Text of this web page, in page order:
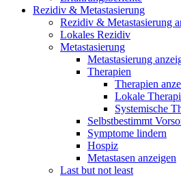
Rezidiv & Metastasierung
Rezidiv & Metastasierung
Lokales Rezidiv
Metastasierung
Metastasierung
Therapien
Therapien
Lokale
Systemische
Selbstbestimmt
Symptome lindern
Hospiz
Metastasen anzeigen
Last but not least